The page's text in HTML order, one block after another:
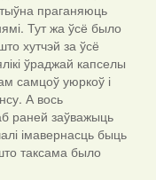
праганяюць
Тут жа ўсё было
хутчэй за ўсё
ўраджай капселы
самцоў уюркоў і
А вось
раней заўважыць
імавернасць быць
таксама было